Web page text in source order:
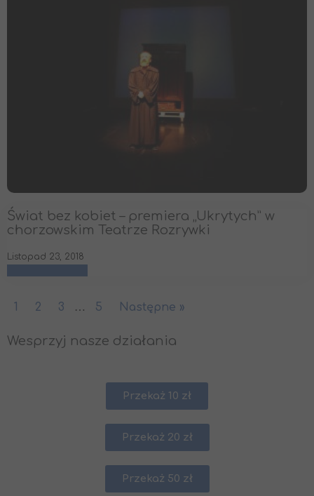
Świat bez kobiet – premiera „Ukrytych” w
chorzowskim Teatrze Rozrywki
Listopad 23, 2018
1 2 3 … 5 Następne »
Wesprzyj nasze działania
Przekaż 10 zł
Przekaż 20 zł
Przekaż 50 zł